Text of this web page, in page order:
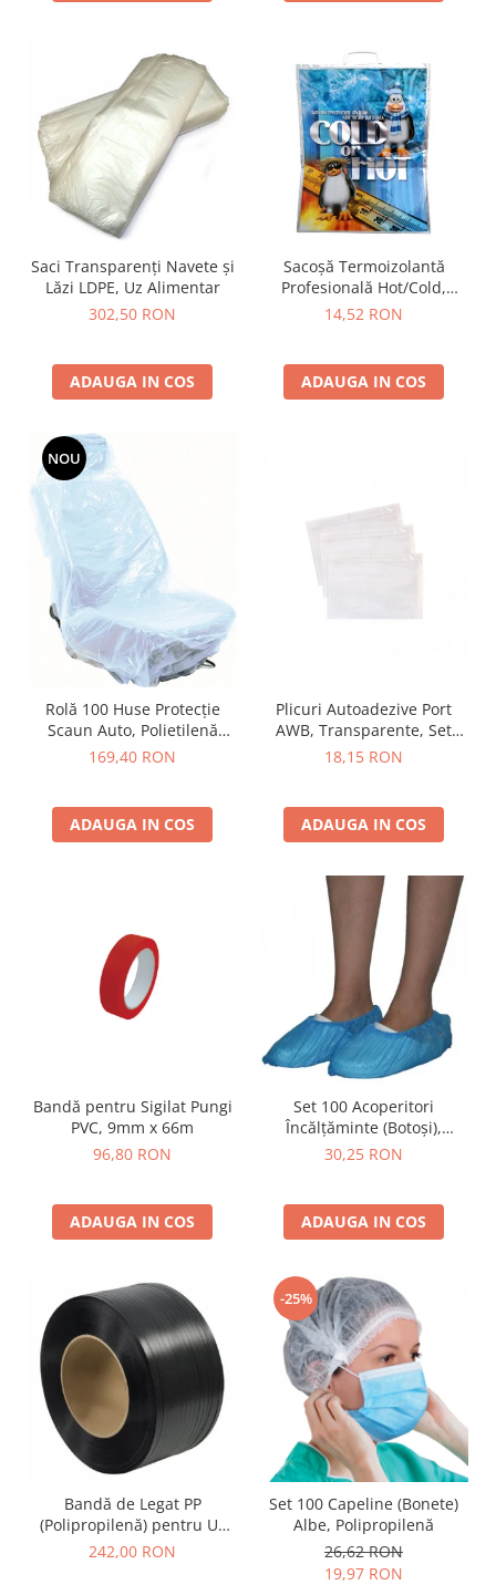
Saci Transparenți Navete și
Lăzi LDPE, Uz Alimentar
302,50 RON
ADAUGA IN COS
Sacoșă Termoizolantă
Profesională Hot/Cold,
Reutilizabilă, Închidere
14,52 RON
ADAUGA IN COS
NOU
Rolă 100 Huse Protecție
Scaun Auto, Polietilenă
(LDPE), Mărime Universală,
169,40 RON
ADAUGA IN COS
Plicuri Autoadezive Port
AWB, Transparente, Set
100/250/500/1000 buc
18,15 RON
ADAUGA IN COS
Bandă pentru Sigilat Pungi
PVC, 9mm x 66m
96,80 RON
ADAUGA IN COS
Set 100 Acoperitori
Încălțăminte (Botoși),
Albaștri, Universali
30,25 RON
ADAUGA IN COS
Bandă de Legat PP
(Polipropilenă) pentru Uz
Manual, Negru, Rezistentă
242,00 RON
-25%
Set 100 Capeline (Bonete)
Albe, Polipropilenă
26,62 RON
19,97 RON